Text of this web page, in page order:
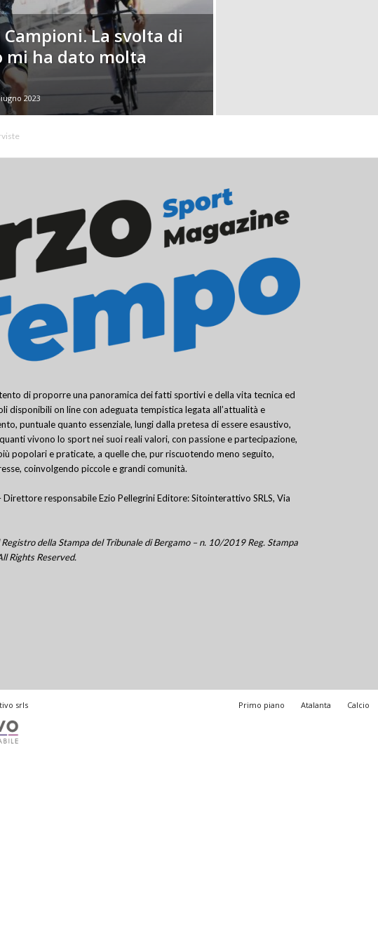
La svolta di
mi ha dato molta
2023
di proporre una panoramica dei fatti sportivi e della vita tecnica ed
disponibili on line con adeguata tempistica legata all’attualità e
puntuale quanto essenziale, lungi dalla pretesa di essere esaustivo,
vivono lo sport nei suoi reali valori, con passione e partecipazione,
popolari e praticate, a quelle che, pur riscuotendo meno seguito,
coinvolgendo piccole e grandi comunità.
responsabile Ezio Pellegrini Editore: Sitointerattivo SRLS, Via
della Stampa del Tribunale di Bergamo – n. 10/2019 Reg. Stampa
Rights Reserved.
Primo piano Atalanta Calcio
srls